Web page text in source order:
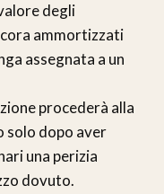
degli
ammortizzati
assegnata a un
procederà alla
solo dopo aver
una perizia
dovuto.